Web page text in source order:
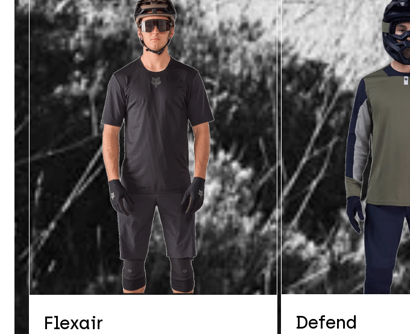
Flexair Defend